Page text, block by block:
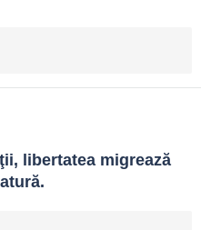
libertatea migrează